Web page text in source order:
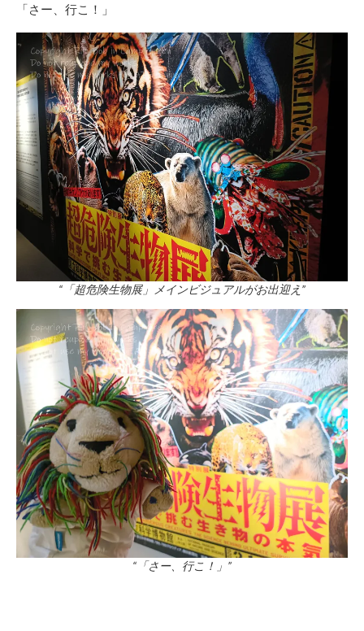
「さー、行こ！」
“「超危険生物展」メインビジュアルがお出迎え”
“「さー、行こ！」”